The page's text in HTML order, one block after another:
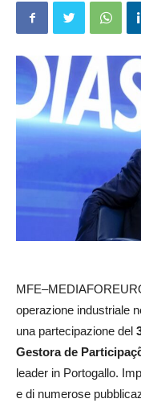
operazione industriale
una partecipazione del
Gestora de
leader in Portogallo.
e di numerose